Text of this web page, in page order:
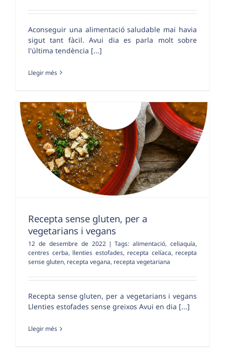
Aconseguir una alimentació saludable mai havia
sigut tant fàcil. Avui dia es parla molt sobre
l'última tendència [...]
Llegir més
Recepta sense gluten, per a
vegetarians i vegans
12 de desembre de 2022 | Tags: alimentació, celiaquía,
centres cerba, llenties estofades, recepta celíaca, recepta
sense gluten, recepta vegana, recepta vegetariana
Recepta sense gluten, per a vegetarians i vegans
Llenties estofades sense greixos Avui en dia [...]
Llegir més